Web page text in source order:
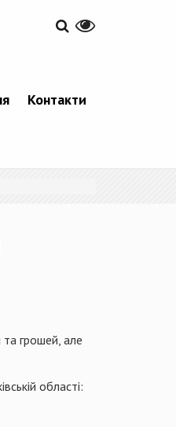
Контакти
та грошей, але
області: